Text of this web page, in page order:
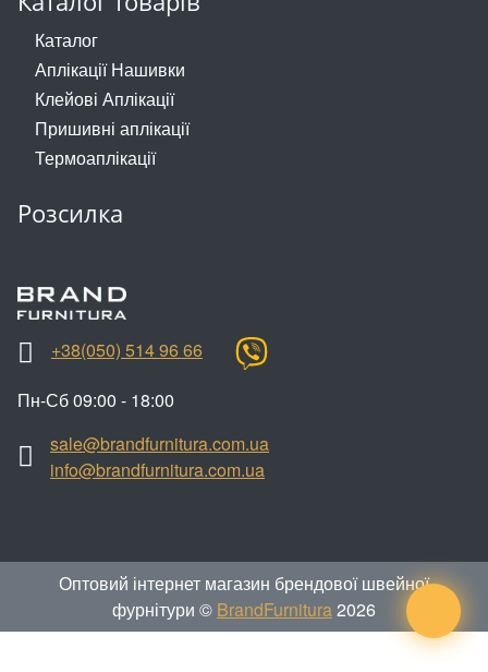
Каталог
Аплікації Нашивки
Клейові Аплікації
Пришивні аплікації
Термоаплікації
Розсилка
+38(050) 514 96 66
Пн-Сб 09:00 - 18:00
sale@brandfurnitura.com.ua
info@brandfurnitura.com.ua
Оптовий інтернет магазин брендової швейної
фурнітури © BrandFurnitura2026